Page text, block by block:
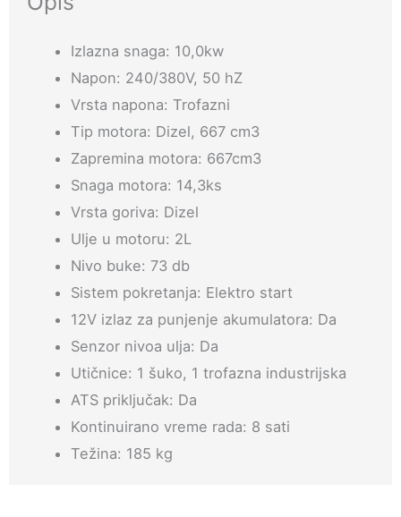
Izlazna snaga: 10,0kw
Napon: 240/380V, 50 hZ
Vrsta napona: Trofazni
Tip motora: Dizel, 667 cm3
Zapremina motora: 667cm3
Snaga motora: 14,3ks
Vrsta goriva: Dizel
Ulje u motoru: 2L
Nivo buke: 73 db
Sistem pokretanja: Elektro start
12V izlaz za punjenje akumulatora: Da
Senzor nivoa ulja: Da
Utičnice: 1 šuko, 1 trofazna industrijska
ATS priključak: Da
Kontinuirano vreme rada: 8 sati
Težina: 185 kg